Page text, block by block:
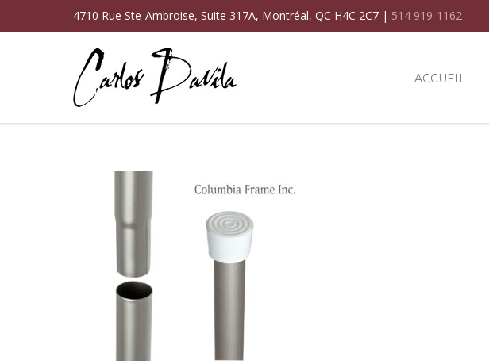
4710 Rue Ste-Ambroise, Suite 317A, Montréal, QC H4C 2C7 | 514 919-1162
ACCUEIL